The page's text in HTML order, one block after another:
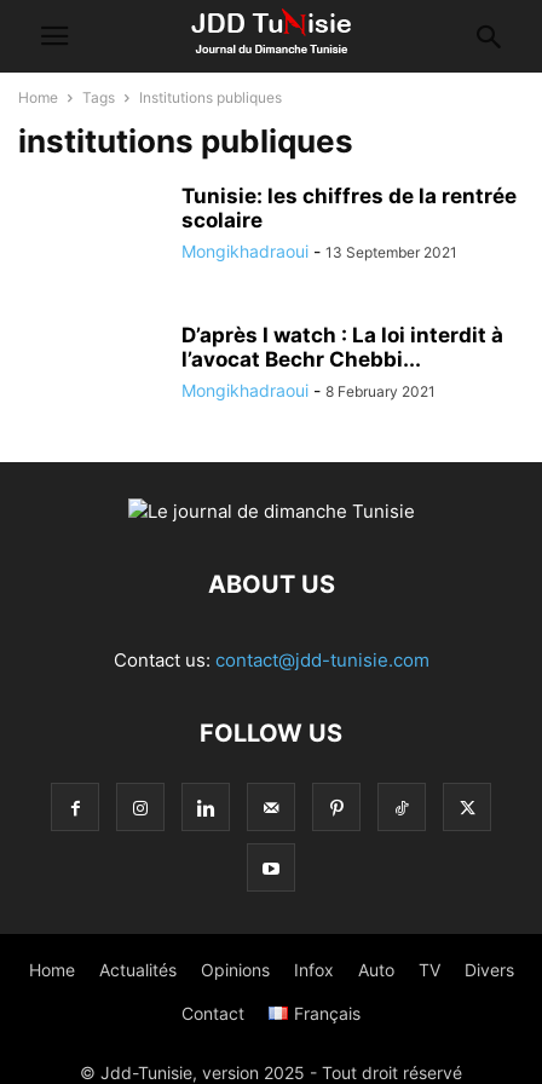
Home Tags Institutions publiques
institutions publiques
Tunisie: les chiffres de la rentrée
scolaire
Mongikhadraoui - 13 September 2021
D’après I watch : La loi interdit à
l’avocat Bechr Chebbi...
Mongikhadraoui - 8 February 2021
ABOUT US
Contact us: contact@jdd-tunisie.com
FOLLOW US
Home Actualités Opinions Infox Auto TV Divers
Contact Français
© Jdd-Tunisie, version 2025 - Tout droit réservé